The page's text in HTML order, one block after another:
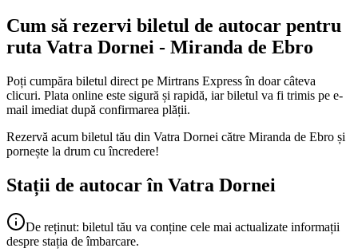
Cum să rezervi biletul de autocar pentru
ruta Vatra Dornei - Miranda de Ebro
Poți cumpăra biletul direct pe Mirtrans Express în doar câteva
clicuri. Plata online este sigură și rapidă, iar biletul va fi trimis pe e-
mail imediat după confirmarea plății.
Rezervă acum biletul tău din Vatra Dornei către Miranda de Ebro și
pornește la drum cu încredere!
Stații de autocar în Vatra Dornei
De reținut: biletul tău va conține cele mai actualizate informații
despre stația de îmbarcare.